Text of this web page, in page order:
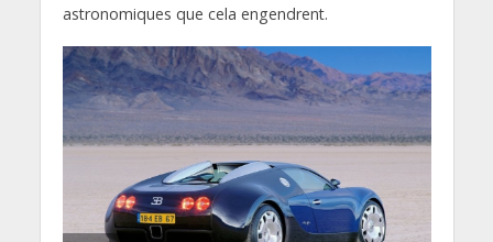
astronomiques que cela engendrent.